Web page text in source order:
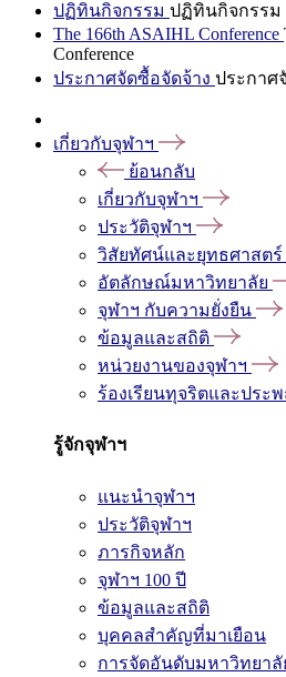
ปฏิทินกิจกรรม ปฏิทินกิจกรรม
The 166th ASAIHL Conference
Conference
ประกาศจัดซื้อจัดจ้าง ประกาศ
เกี่ยวกับจุฬาฯ
ย้อนกลับ
เกี่ยวกับจุฬาฯ
ประวัติจุฬาฯ
วิสัยทัศน์และยุทธศาสตร์
อัตลักษณ์มหาวิทยาลัย
จุฬาฯ กับความยั่งยืน
ข้อมูลและสถิติ
หน่วยงานของจุฬาฯ
ร้องเรียนทุจริตและประ
รู้จักจุฬาฯ
แนะนำจุฬาฯ
ประวัติจุฬาฯ
ภารกิจหลัก
จุฬาฯ 100 ปี
ข้อมูลและสถิติ
บุคคลสำคัญที่มาเยือน
การจัดอันดับมหาวิทยาลั